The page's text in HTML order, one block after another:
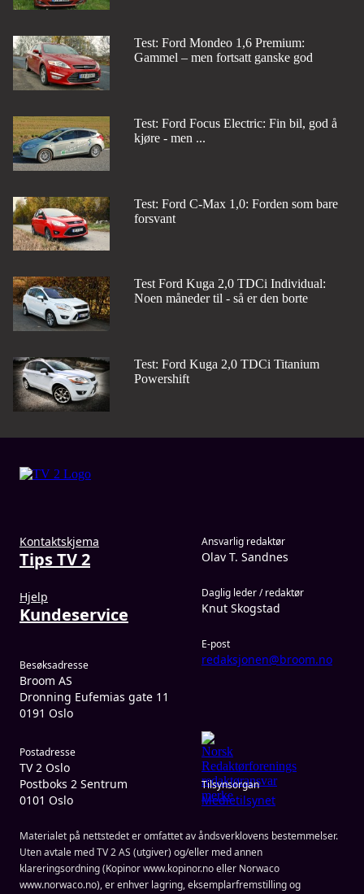
Test: Ford Mondeo 1,6 Premium:
Gammel – men fortsatt ganske god
Test: Ford Focus Electric: Fin bil, god å
kjøre - men ...
Test: Ford C-Max 1,0: Forden som bare
forsvant
Test Ford Kuga 2,0 TDCi Individual:
Noen måneder til - så er den borte
Test: Ford Kuga 2,0 TDCi Titanium
Powershift
Kontaktskjema
Tips TV 2
Hjelp
Kundeservice
Ansvarlig redaktør
Olav T. Sandnes
Daglig leder / redaktør
Knut Skogstad
E-post
redaksjonen@broom.no
Besøksadresse
Broom AS
Dronning Eufemias gate 11
0191 Oslo
Tilsynsorgan
Medietilsynet
Postadresse
TV 2 Oslo
Postboks 2 Sentrum
0101 Oslo
Materialet på nettstedet er omfattet av åndsverklovens bestemmelser.
Uten avtale med TV 2 AS (utgiver) og/eller med annen
klareringsordning (Kopinor www.kopinor.no eller Norwaco
www.norwaco.no), er enhver lagring, eksemplarfremstilling og